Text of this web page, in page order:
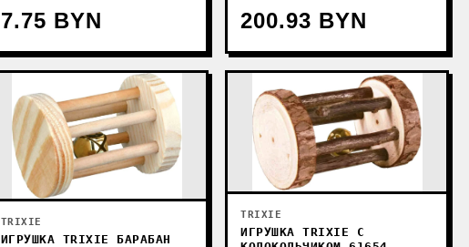
7.75 BYN 200.93 BYN
TRIXIE
ИГРУШКА TRIXIE БАРАБАН
TRIXIE
ИГРУШКА TRIXIE С